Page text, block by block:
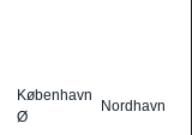
København
Ø
Nordhavn